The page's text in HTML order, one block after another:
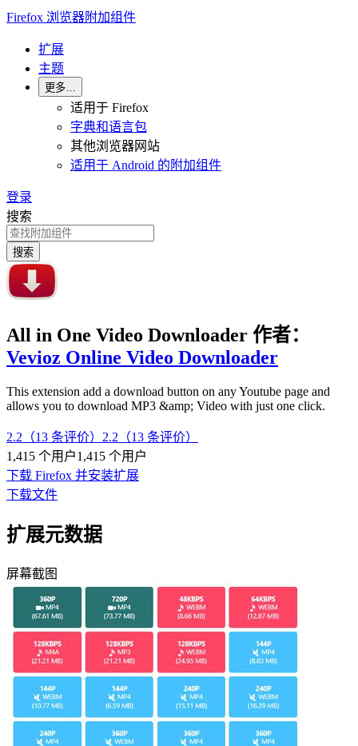
Firefox 浏览器附加组件
扩展
主题
更多…
适用于 Firefox
字典和语言包
其他浏览器网站
适用于 Android 的附加组件
登录
搜索
搜索
All in One Video Downloader 作者：
Vevioz Online Video Downloader
This extension add a download button on any Youtube page and
allows you to download MP3 &amp; Video with just one click.
2.2（13 条评价） 2.2（13 条评价）
1,415 个用户1,415 个用户
下载 Firefox 并安装扩展
下载文件
扩展元数据
屏幕截图